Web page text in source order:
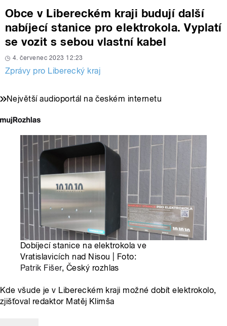
Obce v Libereckém kraji budují další
nabíjecí stanice pro elektrokola. Vyplatí
se vozit s sebou vlastní kabel
4. červenec 2023 12:23
Zprávy pro Liberecký kraj
Největší audioportál na českém internetu
Dobíjecí stanice na elektrokola ve
Vratislavicích nad Nisou | Foto:
Patrik Fišer, Český rozhlas
Kde všude je v Libereckém kraji možné dobít elektrokolo,
zjišťoval redaktor Matěj Klimša